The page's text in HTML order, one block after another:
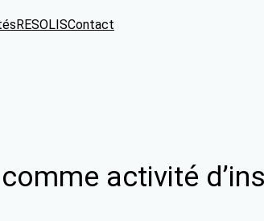
RESOLISContact
activité